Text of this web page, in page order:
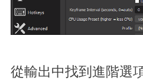
從輸出中找到進階選